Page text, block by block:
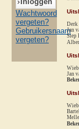
Wachtwoord
vergeten?
Gebruikersnaam
vergeten?
Derk
Jan
Siep
Jan